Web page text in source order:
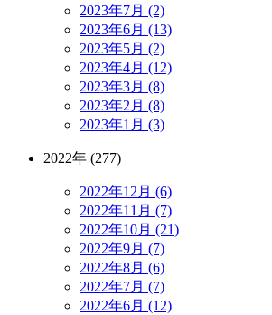
2023年7月 (2)
2023年6月 (13)
2023年5月 (2)
2023年4月 (12)
2023年3月 (8)
2023年2月 (8)
2023年1月 (3)
2022年 (277)
2022年12月 (6)
2022年11月 (7)
2022年10月 (21)
2022年9月 (7)
2022年8月 (6)
2022年7月 (7)
2022年6月 (12)